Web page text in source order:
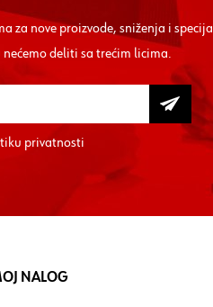
za nove proizvode, sniženja i
deliti sa trećim licima.
privatnosti
NALOG